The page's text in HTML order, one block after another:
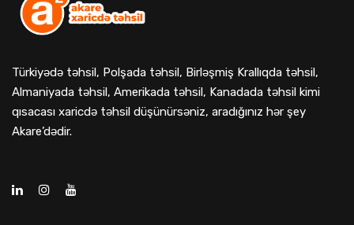
Türkiyədə təhsil, Polşada təhsil, Birləşmiş Krallıqda təhsil,
Almaniyada təhsil, Amerikada təhsil, Kanadada təhsil kimi
qısacası xaricdə təhsil düşünürsəniz, aradığınız hər şey
Akare’dədir.